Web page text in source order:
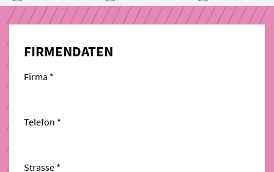
FIRMENDATEN
Firma *
Telefon *
Strasse *